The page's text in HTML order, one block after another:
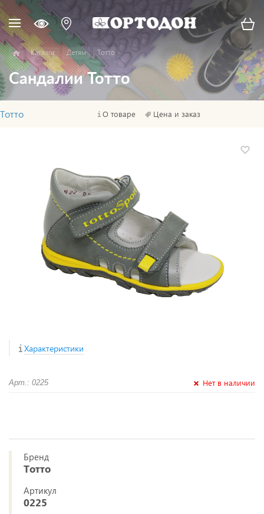
Каталог Детям Тотто
Сандалии Тотто
Тотто О товаре Цена и заказ
Характеристики
Арт.: 0225 Нет в наличии
Бренд
Тотто
Артикул
0225